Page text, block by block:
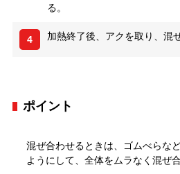
る。
4 加熱終了後、アクを取り、混
ポイント
混ぜ合わせるときは、ゴムべらな
ようにして、全体をムラなく混ぜ